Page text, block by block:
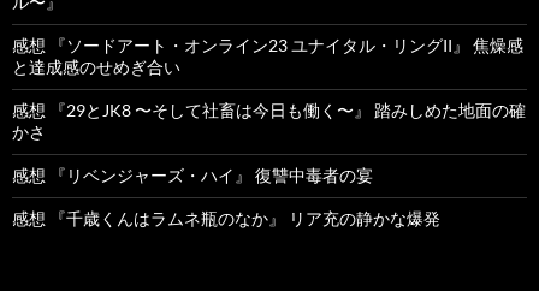
感想 『ソードアート・オンライン23 ユナイタル・リングII』 焦燥感
と達成感のせめぎ合い
感想 『29とJK8 〜そして社畜は今日も働く〜』 踏みしめた地面の確
かさ
感想 『リベンジャーズ・ハイ』 復讐中毒者の宴
感想 『千歳くんはラムネ瓶のなか』 リア充の静かな爆発